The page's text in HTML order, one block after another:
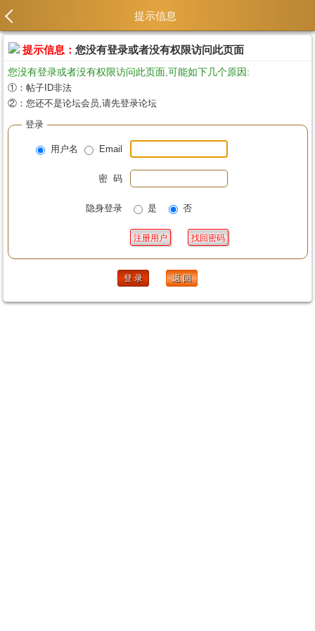
提示信息
提示信息： 您没有登录或者没有权限访问此页面
您没有登录或者没有权限访问此页面,可能如下几个原因:
①：帖子ID非法
②：您还不是论坛会员,请先登录论坛
登录
用户名 Email
密 码
隐身登录 是 否